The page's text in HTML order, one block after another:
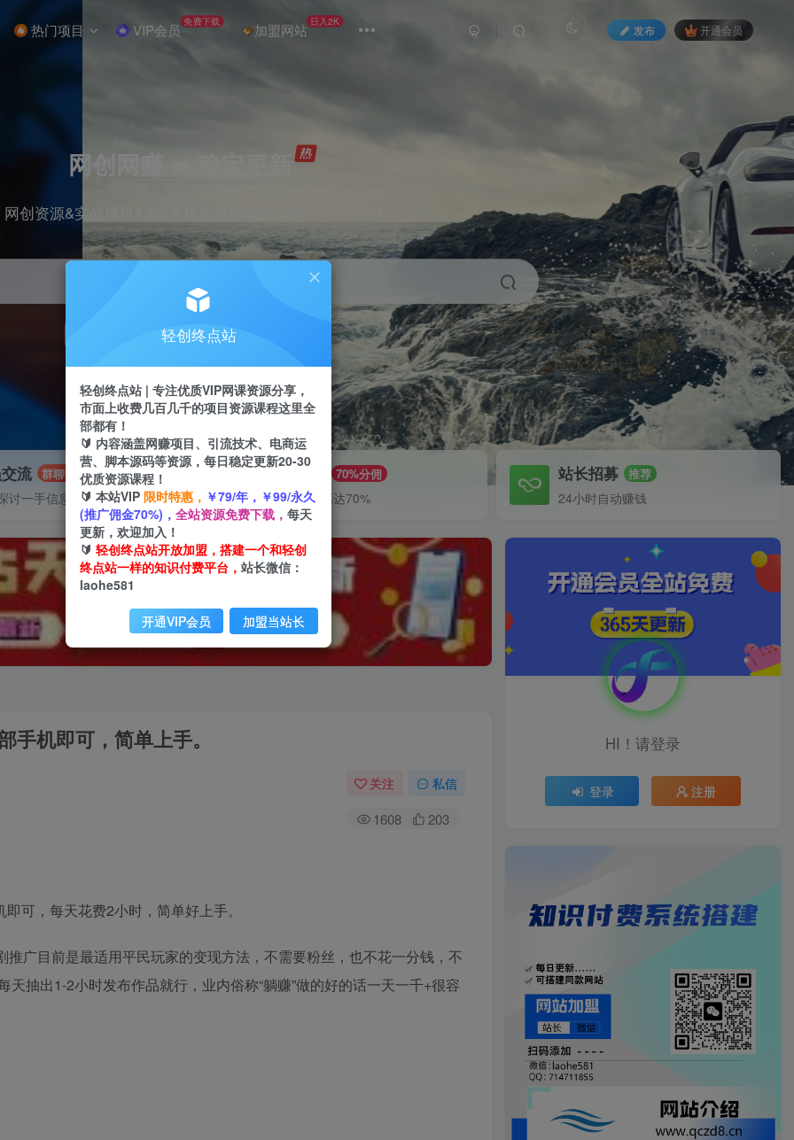
热门项目 VIP会员 免费下载 加盟网站 日入2K
发布 开通会员
网创网赚 ∞ 稳定更新
网创资源&实战项目&365天稳定更新 站长微信：laohe581
剪辑 引流 带货
流 群聊
讨一手信息差
推广赚钱 70%分佣
推广返佣高达70%
站长招募 推荐
24小时自动赚钱
机即可，简单上手。
关注 私信
1608 203
可，每天花费2小时，简单好上手。
广目前是最适用平民玩家的变现方法，不需要粉丝，也不花一分钱，不
抽出1-2小时发布作品就行，业内俗称“躺赚”做的好的话一天一千+很容
HI！请登录
登录 注册
轻创终点站
轻创终点站 | 专注优质VIP网课资源分享，
市面上收费几百几千的项目资源课程这里全
部都有！
🔰 内容涵盖网赚项目、引流技术、电商运
营、脚本源码等资源，每日稳定更新20-30
优质资源课程！
🔰 本站VIP 限时特惠， ￥79/年，￥99/永久
(推广佣金70%)， 全站资源免费下载， 每天
更新，欢迎加入！
🔰 轻创终点站开放加盟，搭建一个和轻创
终点站一样的知识付费平台， 站长微信：
laohe581
开通VIP会员 加盟当站长